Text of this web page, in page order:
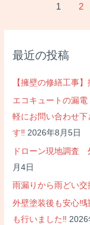
最近の投稿
【擁壁の修繕工事
エコキュートの漏
軽にお問い合わせ
す‼ 2026年8月5日
ドローン現地調査
月4日
雨漏りから雨どい
外壁塗装後も安心‼
も行いました‼ 2026
塗
へ
そ
(*≧∀≦*)
1 2